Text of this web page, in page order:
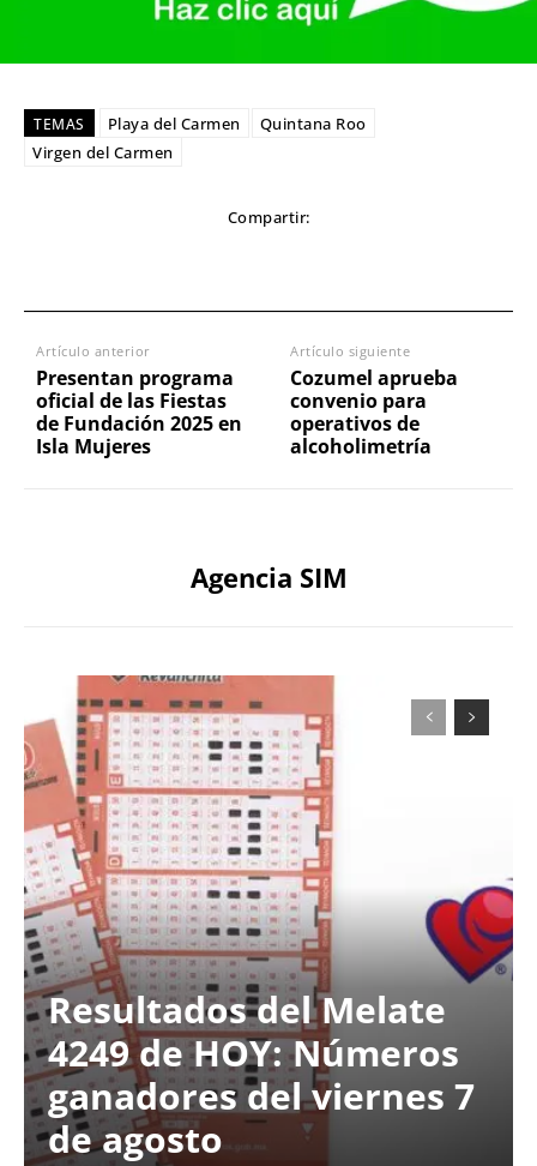
TEMAS Playa del Carmen
Quintana Roo
Virgen del Carmen
Compartir:
Artículo anterior
Presentan programa
oficial de las Fiestas
de Fundación 2025 en
Isla Mujeres
Artículo siguiente
Cozumel aprueba
convenio para
operativos de
alcoholimetría
Agencia SIM
Resultados del Melate
4249 de HOY: Números
ganadores del viernes 7
de agosto